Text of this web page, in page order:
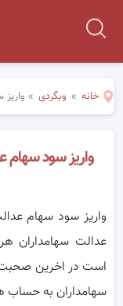
خانه » وبگردی »
واریز سود
واریز سود سهام
عدالت سهامداران
است در اخرین
سهامداران به